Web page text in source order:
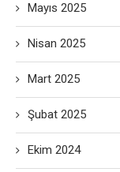
Mayıs 2025
Nisan 2025
Mart 2025
Şubat 2025
Ekim 2024